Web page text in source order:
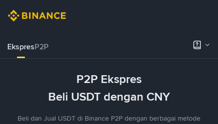
EkspresP2P
P2P Ekspres
Beli USDT dengan CNY
Beli dan Jual USDT di Binance P2P dengan berbagai metode